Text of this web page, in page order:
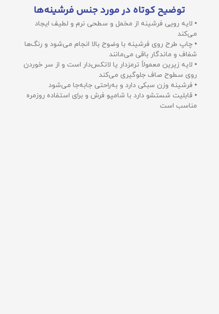
توضیح کوتاه در مورد جنس فرشینه‌ها
• لایه رویی فرشینه از مخمل و سطحی نرم و لطیف ایجاد
می‌کند
• چاپ طرح روی فرشینه با وضوح بالا انجام می‌شود و رنگ‌ها
شفاف و ماندگار باقی می‌مانند
• لایه زیرین معمولاً ترمزدار یا لاتکس‌دار است و از سر خوردن
روی سطوح صاف جلوگیری می‌کند
• فرشینه وزن سبکی دارد و به‌راحتی جابه‌جا می‌شود
• قابلیت شستشو دارد با شامپو فرش و برای استفاده روزمره
مناسب است